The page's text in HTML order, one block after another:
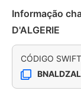
Informação
D'ALGERIE
CÓDIGO SWIFT